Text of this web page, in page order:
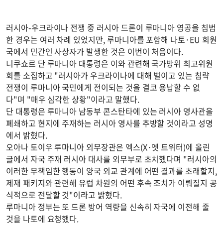
러시아-우크라이나 전쟁 중 러시아 드론이 루마니아 영공을 침범
한 경우는 여러 차례 있었지만, 루마니아를 포함해 나토·EU 회원
국에서 민간인 사상자가 발생한 것은 이번이 처음이다.
니쿠쇼르 단 루마니아 대통령은 이와 관련해 국가방위 최고위원
회를 소집하고 "러시아가 우크라이나에 대해 벌이고 있는 침략
전쟁이 루마니아 국민에게 전이되는 것을 결코 용납할 수 없
다"며 "매우 심각한 상황"이라고 말했다.
단 대통령은 루마니아 남동부 콘스탄타에 있는 러시아 영사관을
폐쇄하고 현지에 주재하는 러시아 영사를 추방할 것이라고 성명
에서 밝혔다.
오아나 토이우 루마니아 외무장관은 엑스(X·옛 트위터)에 올린
글에서 자국 주재 러시아 대사를 외무부로 초치했다며 "러시아의
이러한 무책임한 행동이 양국 외교 관계에 어떤 결과를 초래할지,
제재 패키지와 관련해 유럽 차원의 어떤 후속 조치가 이뤄질지 공
식적으로 전달할 것"이라고 밝혔다.
루마니아 정부는 또 드론 방어 역량을 신속히 자국에 이전해 줄
것을 나토에 요청했다.